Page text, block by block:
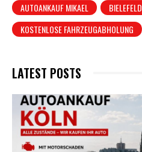
AUTOANKAUF MIKAEL
BIELEFELD
KOSTENLOSE FAHRZEUGABHOLUNG
LATEST POSTS